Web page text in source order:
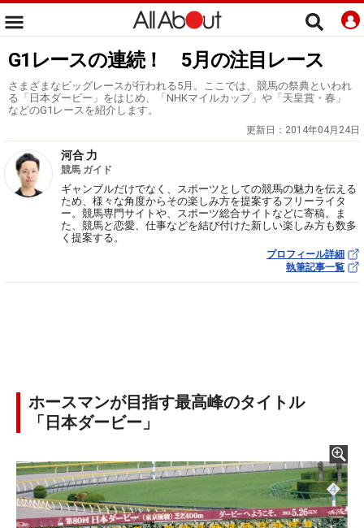
G1レースの連続！ 5月の注目レース
さまざまなビッグレースが行われる5月。ここでは、競馬の祭典といわれ
る「日本ダービー」をはじめ、「NHKマイルカップ」や「天皇賞・春」
などのG1レースを紹介します。
更新日： 2014年04月24日
河合 力
競馬 ガイド
ギャンブルだけでなく、スポーツとしての競馬の魅力を伝える
ため、様々な角度からその楽しみ方を提案するフリーライタ
ー。競馬専門サイトや、スポーツ総合サイトなどに寄稿。ま
た、競馬と恋愛、仕事などを結び付けた新しい楽しみ方も数多
く提案する。
プロフィール詳細
執筆記事一覧
ホースマンが目指す最高峰のタイトル
「日本ダービー」